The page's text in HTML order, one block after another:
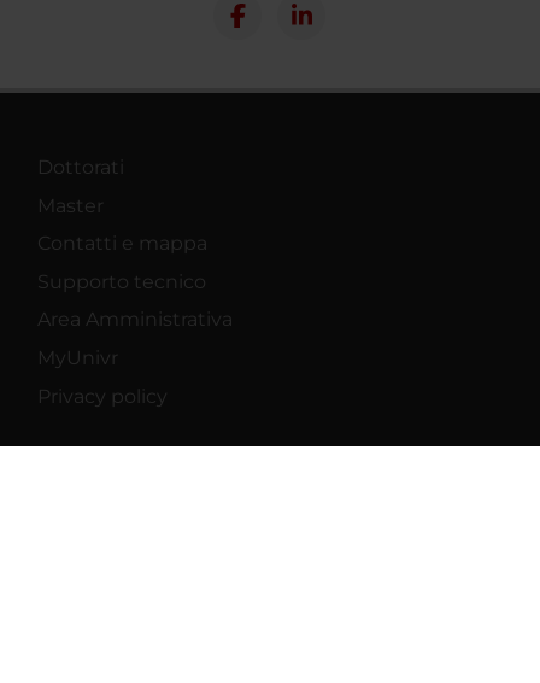
Dottorati
Master
Contatti e mappa
Supporto tecnico
Area Amministrativa
MyUnivr
Privacy policy